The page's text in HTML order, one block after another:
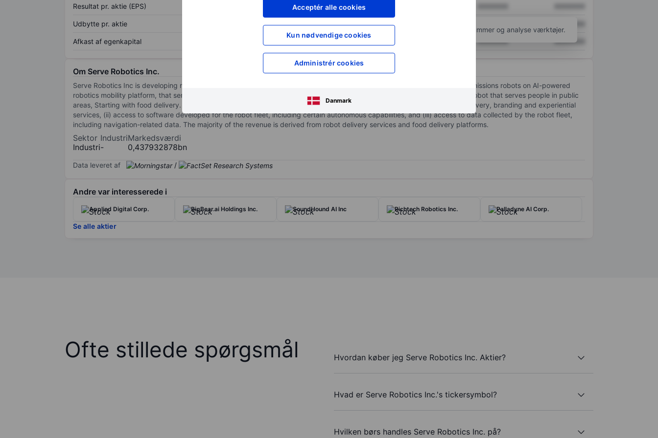
Acceptér alle cookies
Kun nødvendige cookies
Administrér cookies
Danmark
Resultat pr. aktie (EPS) XXXXXXX
Udbytte pr. aktie XXXXXXX
Afkast af egenkapital XXXXXXX XXXXXXX XXXXXXX
for at få adgang til flere diagrammer og analyse værktøjer.
Om Serve Robotics Inc.
Serve Robotics Inc is developing next-generation robots for last-mile delivery services. It design, develop and operate low-emissions robots on AI-powered
robotics mobility platform, that serve people in public spaces, starting with food delivery. Its first product is a zero-emission robot that serves people in public
areas, Starting with food delivery. The Segment derives revenue from (i) services via the Companies robot fleet, including delivery, branding and experiential
services, (ii) access to software developed for the robot fleet, including certain autonomous capabilities, and (iii) access to data collected by the robot fleet,
including navigation-related data. The majority of the revenue is derived from robot delivery services and food delivery platforms.
Sektor
Industri
Industri
-
Markedsværdi
0,437932878bn
Data leveret af /
Andre var interesserede i
Applied Digital Corp. BigBear.ai Holdings Inc. SoundHound AI Inc Richtech Robotics Inc. Palladyne AI Corp.
Se alle aktier
Ofte stillede spørgsmål Hvordan køber jeg Serve Robotics Inc. Aktier?
Hvad er Serve Robotics Inc.'s tickersymbol?
Hvilken børs handles Serve Robotics Inc. på?